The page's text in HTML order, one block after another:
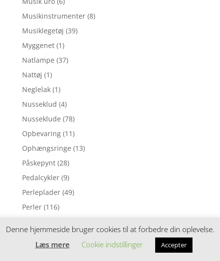
Musikinstrumenter (8)
Musiklegetøj (39)
Myggenet (1)
Natlampe (37)
Nattøj (1)
Neglelak (1)
Nusseklud (4)
Nusseklude (78)
Opbevaring (11)
Ophængsringe (13)
Påskepynt (28)
Pedalcykler (9)
Perleplader (49)
Perler (116)
Perletilbehør
Plakat (66)
Denne hjemmeside bruger cookies til at forbedre din oplevelse.
Læs mere
Cookie indstillinger Accepter